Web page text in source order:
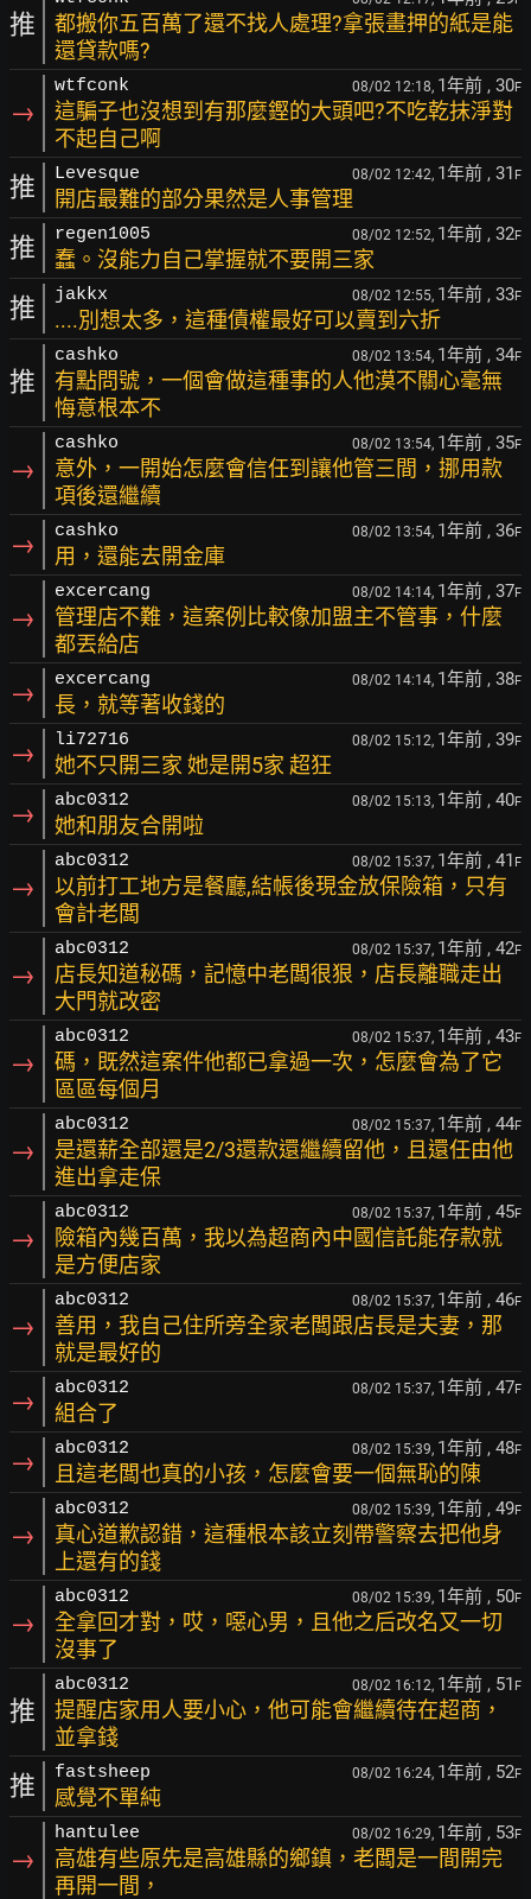
推
都搬你五百萬了還不找人處理?拿張畫押的紙是能
還貸款嗎?
→
wtfconk 08/02 12:18, 1年前 , 30F
這騙子也沒想到有那麼鏗的大頭吧?不吃乾抹淨對
不起自己啊
推 Levesque 08/02 12:42, 1年前 , 31 F
開店最難的部分果然是人事管理
推 regen1005 08/02 12:52, 1年前 , 32F
蠢。沒能力自己掌握就不要開三家
推 jakkx 08/02 12:55, 1年前 , 33F
....別想太多，這種債權最好可以賣到六折
推
cashko 08/02 13:54, 1年前 , 34F
有點問號，一個會做這種事的人他漠不關心毫無
悔意根本不
→
cashko 08/02 13:54, 1年前 , 35F
意外，一開始怎麼會信任到讓他管三間，挪用款
項後還繼續
→ cashko 08/02 13:54, 1年前 , 36F
用，還能去開金庫
→
excercang 08/02 14:14, 1年前 , 37F
管理店不難，這案例比較像加盟主不管事，什麼
都丟給店
→ excercang 08/02 14:14, 1年前 , 38F
長，就等著收錢的
→ li72716 08/02 15:12, 1年前 , 39F
她不只開三家 她是開5家 超狂
→ abc0312 08/02 15:13, 1年前 , 40F
她和朋友合開啦
→
abc0312 08/02 15:37, 1年前 , 41 F
以前打工地方是餐廳,結帳後現金放保險箱，只有
會計老闆
→
abc0312 08/02 15:37, 1年前 , 42F
店長知道秘碼，記憶中老闆很狠，店長離職走出
大門就改密
→
abc0312 08/02 15:37, 1年前 , 43F
碼，既然這案件他都已拿過一次，怎麼會為了它
區區每個月
→
abc0312 08/02 15:37, 1年前 , 44F
是還薪全部還是2/3還款還繼續留他，且還任由他
進出拿走保
→
abc0312 08/02 15:37, 1年前 , 45F
險箱內幾百萬，我以為超商內中國信託能存款就
是方便店家
→
abc0312 08/02 15:37, 1年前 , 46F
善用，我自己住所旁全家老闆跟店長是夫妻，那
就是最好的
→ abc0312 08/02 15:37, 1年前 , 47F
組合了
→ abc0312 08/02 15:39, 1年前 , 48F
且這老闆也真的小孩，怎麼會要一個無恥的陳
→
abc0312 08/02 15:39, 1年前 , 49F
真心道歉認錯，這種根本該立刻帶警察去把他身
上還有的錢
→
abc0312 08/02 15:39, 1年前 , 50F
全拿回才對，哎，噁心男，且他之后改名又一切
沒事了
推
abc0312 08/02 16:12, 1年前 , 51 F
提醒店家用人要小心，他可能會繼續待在超商，
並拿錢
推 fastsheep 08/02 16:24, 1年前 , 52F
感覺不單純
→
hantulee 08/02 16:29, 1年前 , 53F
高雄有些原先是高雄縣的鄉鎮，老闆是一間開完
再開一間，